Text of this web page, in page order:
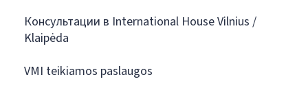
Консультации в International House Vilnius /
Klaipėda
VMI teikiamos paslaugos